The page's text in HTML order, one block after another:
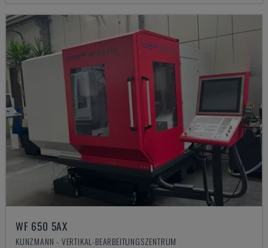
WF 650 5AX
KUNZMANN - VERTIKAL-BEARBEITUNGSZENTRUM